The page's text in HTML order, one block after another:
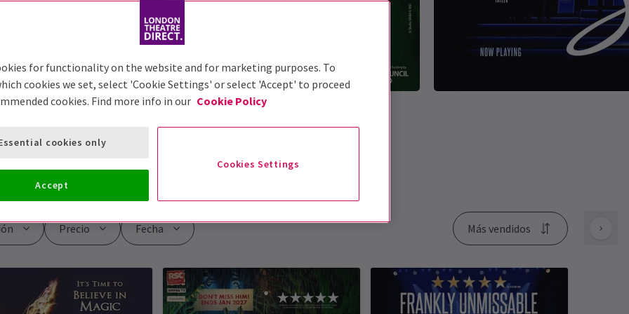
Padre
Precio Fecha Más vendidos
for functionality on the website and for marketing purposes. To
cookies we set, select 'Cookie Settings' or select 'Accept' to proceed
cookies. Find more info in our Cookie Policy
Cookies Settings
cookies only
Accept